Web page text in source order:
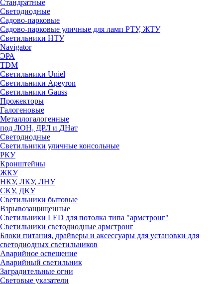
Стандратные
Светодиодные
Садово-парковые
Садово-парковые уличные для ламп РТУ, ЖТУ
Светильники НТУ
Navigator
ЭРА
TDM
Светильники Uniel
Светильники Apeyron
Светильники Gauss
Прожекторы
Галогеновые
Металлогалогенные
под ЛОН, ДРЛ и ДНат
Светодиодные
Светильники уличные консольные
РКУ
Кронштейны
ЖКУ
НКУ, ЛКУ, ЛНУ
СКУ, ДКУ
Светильники бытовые
Взрывозащищенные
Светильники LED для потолка типа "армстронг"
Светильники светодиодные армстронг
Блоки питания, драйверы и аксессуары для установки для
светодиодных светильников
Аварийное освещение
Аварийный светильник
Заградительные огни
Световые указатели